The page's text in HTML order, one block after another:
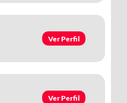
Ver Perfil
Ver Perfil